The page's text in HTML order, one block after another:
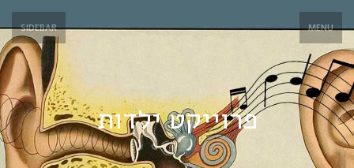
SIDEBAR MENU
פרוייקט ילדות